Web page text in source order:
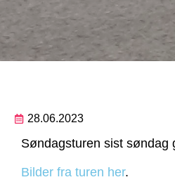
28.06.2023
Søndagsturen sist
Bilder fra turen her.